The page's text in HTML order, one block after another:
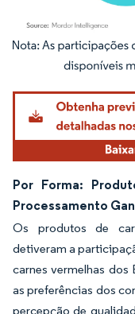
Imagem © Mordor
Por Forma:
Processamento
Os produtos de
detiveram a
carnes vermelhas dos
as preferências dos
percepção de